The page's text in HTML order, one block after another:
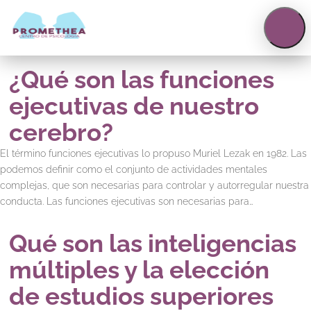
623158297 info@centropromethea.com
¿Qué son las funciones
ejecutivas de nuestro
cerebro?
El término funciones ejecutivas lo propuso Muriel Lezak en 1982. Las
podemos definir como el conjunto de actividades mentales
complejas, que son necesarias para controlar y autorregular nuestra
conducta. Las funciones ejecutivas son necesarias para…
Qué son las inteligencias
múltiples y la elección
de estudios superiores